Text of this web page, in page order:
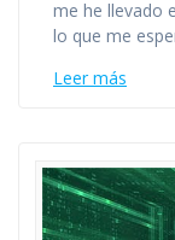
me he llevado
lo que me
Leer más